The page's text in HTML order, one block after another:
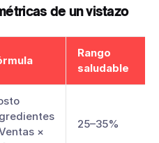
es dinero (literalmente)
es baja
más sofisticado que
de un vistazo
Rango
saludable
×
25–35%